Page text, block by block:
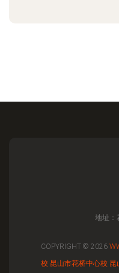
地址：
COPYRIGHT © 2026
校 昆山市花桥中心校 昆